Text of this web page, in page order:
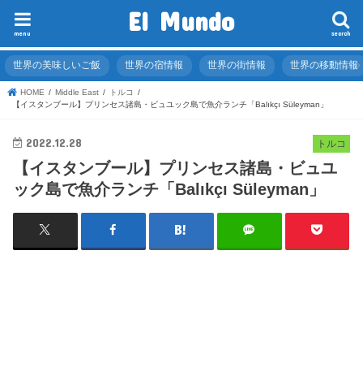
El Mundo search
menu
世界の美味しいご飯 世界の宿情報 世界の街情報 世界の移動情報
HOME Middle East
トルコ
【イスタンブール】プリンセス諸島・ビュユック島で魚介ランチ「Balıkçı Süleyman」
トルコ
2022.12.28
【イスタンブール】プリンセス諸島・ビュユ
ック島で魚介ランチ「Balıkçı Süleyman」